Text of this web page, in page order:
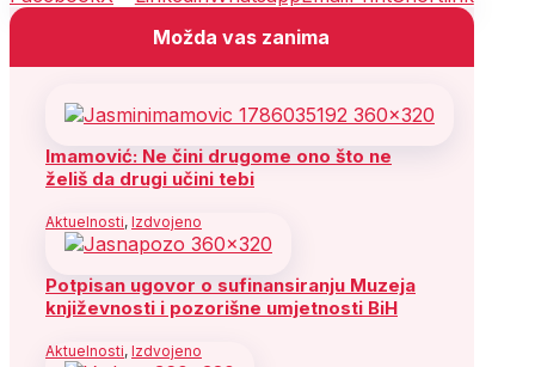
Možda vas zanima
Imamović: Ne čini drugome ono što ne
želiš da drugi učini tebi
Aktuelnosti, Izdvojeno
Potpisan ugovor o sufinansiranju Muzeja
književnosti i pozorišne umjetnosti BiH
Aktuelnosti, Izdvojeno